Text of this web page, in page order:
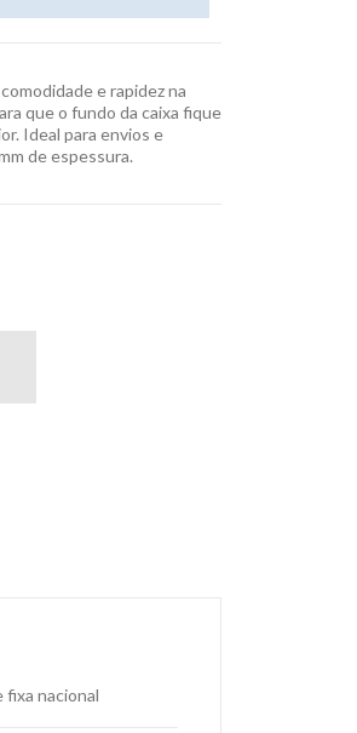
e rapidez na
que o fundo da caixa fique
Ideal para envios e
de espessura.
fixa nacional